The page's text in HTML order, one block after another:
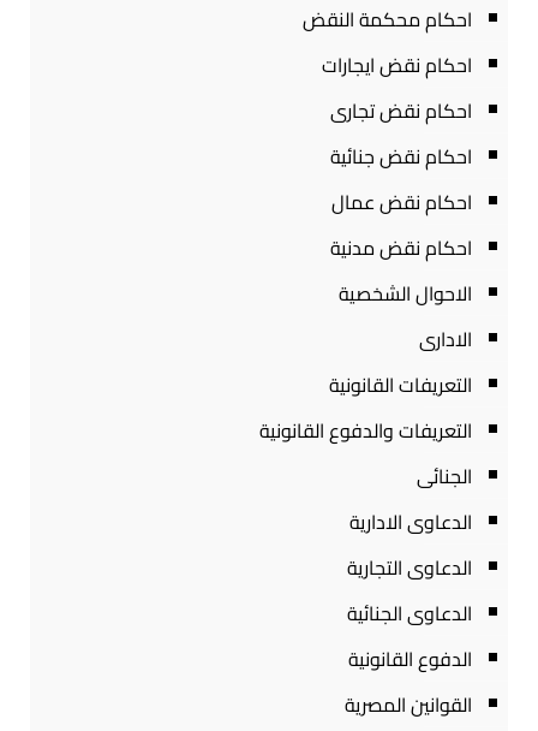
احكام محكمة النقض
احكام نقض ايجارات
احكام نقض تجارى
احكام نقض جنائية
احكام نقض عمال
احكام نقض مدنية
الاحوال الشخصية
الادارى
التعريفات القانونية
التعريفات والدفوع القانونية
الجنائى
الدعاوى الادارية
الدعاوى التجارية
الدعاوى الجنائية
الدفوع القانونية
القوانين المصرية